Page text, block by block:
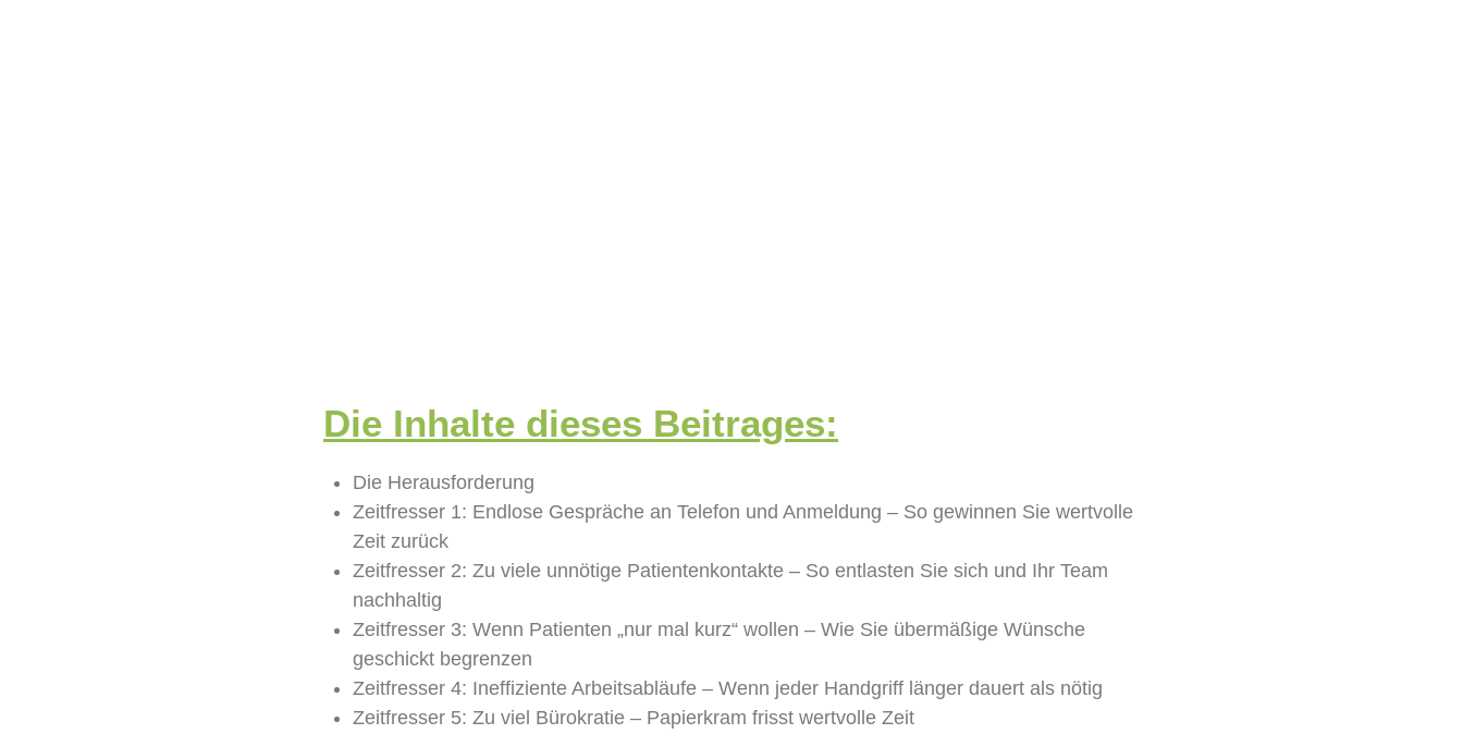
Die Inhalte dieses Beitrages:
Die Herausforderung
Zeitfresser 1: Endlose Gespräche an Telefon und Anmeldung – So gewinnen Sie wertvolle
Zeit zurück
Zeitfresser 2: Zu viele unnötige Patientenkontakte – So entlasten Sie sich und Ihr Team
nachhaltig
Zeitfresser 3: Wenn Patienten „nur mal kurz“ wollen – Wie Sie übermäßige Wünsche
geschickt begrenzen
Zeitfresser 4: Ineffiziente Arbeitsabläufe – Wenn jeder Handgriff länger dauert als nötig
Zeitfresser 5: Zu viel Bürokratie – Papierkram frisst wertvolle Zeit